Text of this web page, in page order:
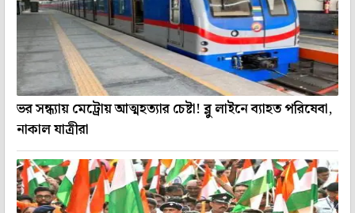
ভর সন্ধ্যায় মেট্রোয় আত্মহত্যার চেষ্টা! ব্লু লাইনে ব্যাহত পরিষেবা,
নাকাল যাত্রীরা